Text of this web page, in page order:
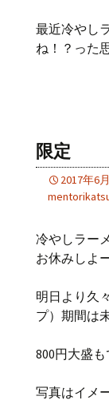
最近冷やし
ね！？った
限定
2017年6
冷やしラー
お休みしよ
明日より久
プ）期間は
800円大盛も
写真はイメ